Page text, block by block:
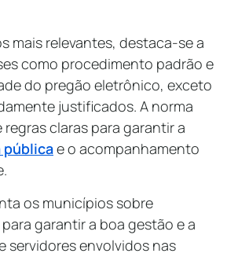
mais relevantes, destaca-se a
como procedimento padrão e
do pregão eletrônico, exceto
justificados. A norma
claras para garantir a
e o acompanhamento
os municípios sobre
garantir a boa gestão e a
servidores envolvidos nas